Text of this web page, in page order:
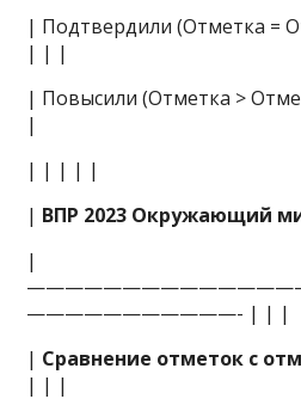
| Подтвердили (Отметка =
| | |
| Повысили (Отметка >
|
| | | | |
| ВПР 2023 Окружающий
|
———————————- | | |
| Сравнение отметок с
| | |